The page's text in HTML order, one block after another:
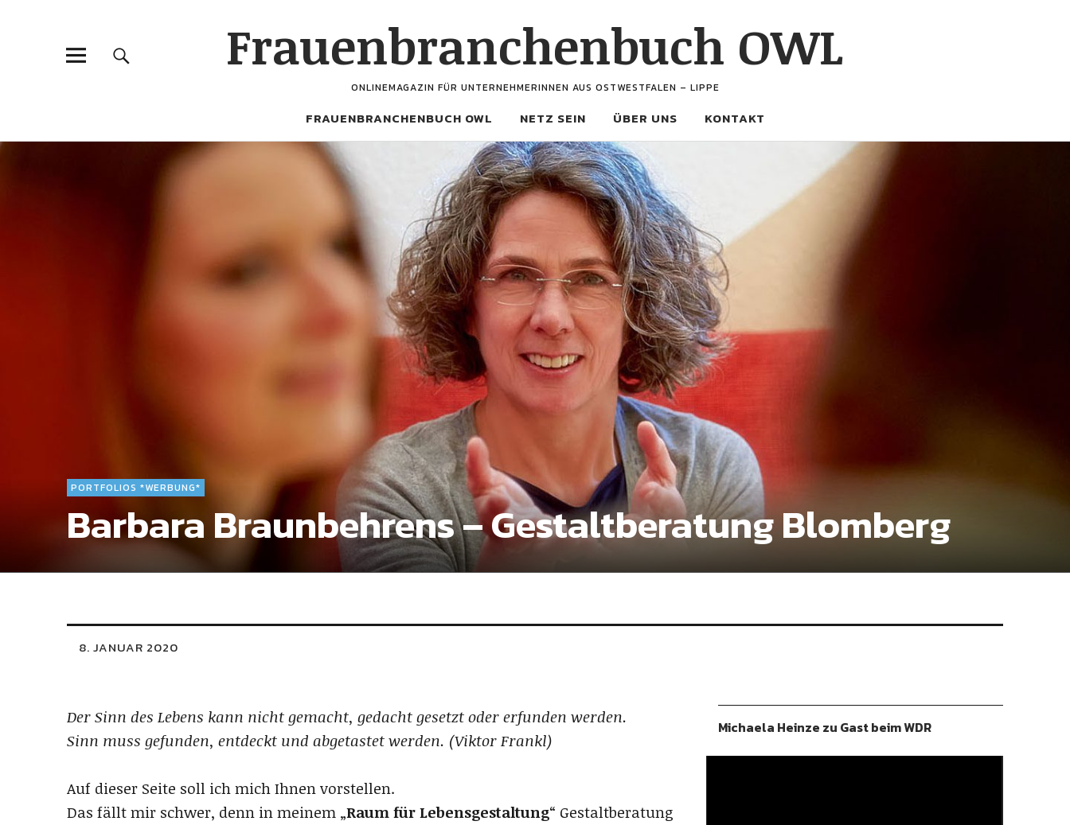
Frauenbranchenbuch OWL
ONLINEMAGAZIN FÜR UNTERNEHMERINNEN AUS OSTWESTFALEN – LIPPE
FRAUENBRANCHENBUCH OWL NETZ SEIN ÜBER UNS KONTAKT
PORTFOLIOS *WERBUNG*
Barbara Braunbehrens – Gestaltberatung Blomberg
8. JANUAR 2020
Der Sinn des Lebens kann nicht gemacht, gedacht gesetzt oder erfunden werden.
Sinn muss gefunden, entdeckt und abgetastet werden. (Viktor Frankl)
Auf dieser Seite soll ich mich Ihnen vorstellen.
Das fällt mir schwer, denn in meinem „Raum für Lebensgestaltung“ Gestaltberatung
Michaela Heinze zu Gast beim WDR